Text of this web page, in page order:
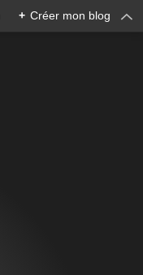
+ Créer mon blog